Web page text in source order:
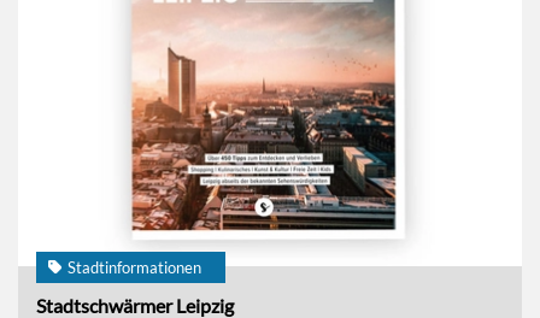
Stadtinformationen
Stadtschwärmer Leipzig